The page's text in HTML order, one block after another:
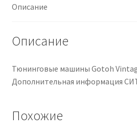
Описание
Описание
Тюнинговые машины Gotoh
Дополнительная информация
Похожие